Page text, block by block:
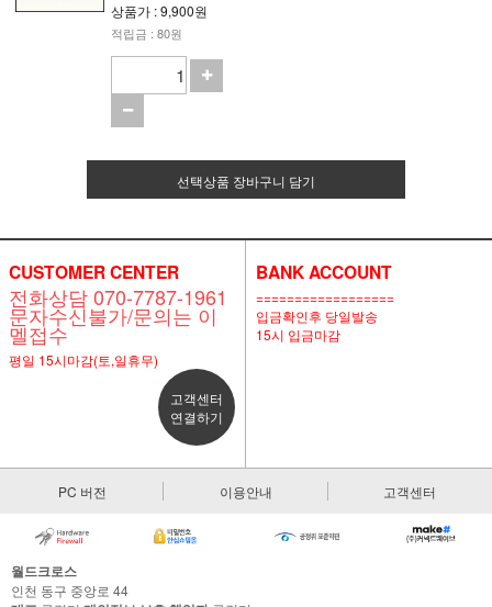
상품가 : 9,900원
적립금 : 80원
선택상품 장바구니 담기
CUSTOMER CENTER
전화상담 070-7787-1961
문자수신불가/문의는 이
멜접수
평일 15시마감(토,일휴무)
고객센터
연결하기
BANK ACCOUNT
==================
입금확인후 당일발송
15시 입금마감
PC 버전 이용안내 고객센터
월드크로스
인천 동구 중앙로 44